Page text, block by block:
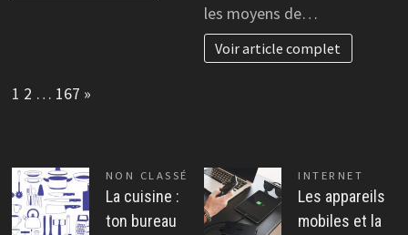
les moyens de…
Voir article complet
Page:
1 2 … 167 Next
»
NON CLASSÉ
La cuisine :
ton bureau
INTERNET
Les appareils
mobiles et la